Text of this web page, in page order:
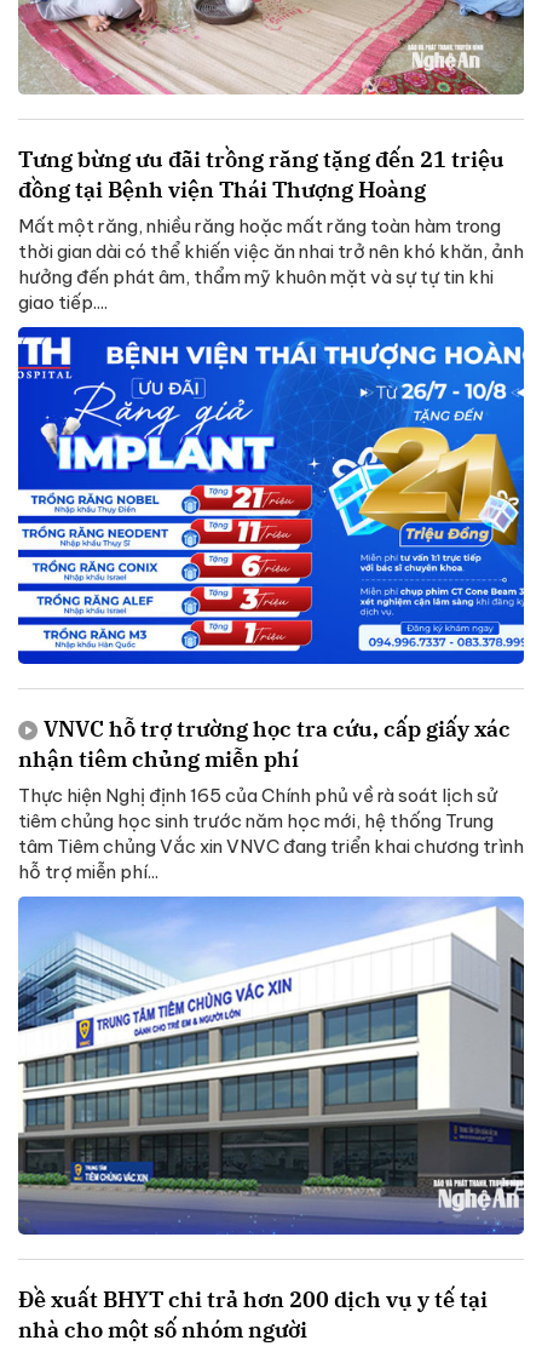
Tưng bừng ưu đãi trồng răng tặng đến 21 triệu
đồng tại Bệnh viện Thái Thượng Hoàng
Mất một răng, nhiều răng hoặc mất răng toàn hàm trong
thời gian dài có thể khiến việc ăn nhai trở nên khó khăn, ảnh
hưởng đến phát âm, thẩm mỹ khuôn mặt và sự tự tin khi
giao tiếp....
VNVC hỗ trợ trường học tra cứu, cấp giấy xác
nhận tiêm chủng miễn phí
Thực hiện Nghị định 165 của Chính phủ về rà soát lịch sử
tiêm chủng học sinh trước năm học mới, hệ thống Trung
tâm Tiêm chủng Vắc xin VNVC đang triển khai chương trình
hỗ trợ miễn phí...
Đề xuất BHYT chi trả hơn 200 dịch vụ y tế tại
nhà cho một số nhóm người